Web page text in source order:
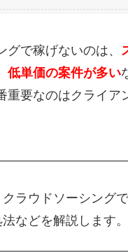
グで稼げないのは、
低単価の案件が多い
重要なのはクライア
ラウドソーシング
などを解説します。